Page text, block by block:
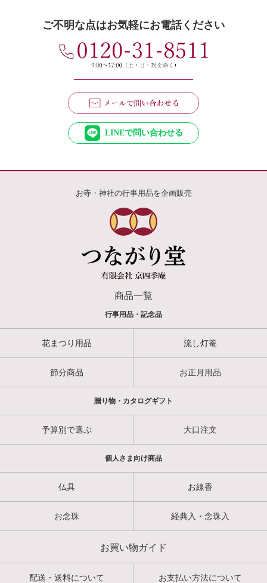
ご不明な点はお気軽にお電話ください
LINEで問い合わせる
お寺・神社の行事用品を企画販売
商品一覧
行事用品・記念品
花まつり用品 流し灯篭
節分商品 お正月用品
贈り物・カタログギフト
予算別で選ぶ 大口注文
個人さま向け商品
仏具 お線香
お念珠 経典入・念珠入
お買い物ガイド
配送・送料について お支払い方法について